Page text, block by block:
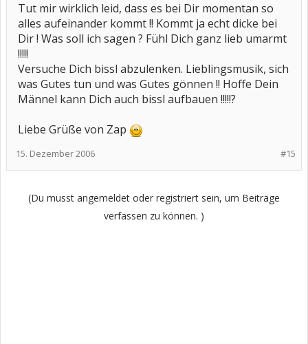
Tut mir wirklich leid, dass es bei Dir momentan so
alles aufeinander kommt !! Kommt ja echt dicke bei
Dir ! Was soll ich sagen ? Fühl Dich ganz lieb umarmt
!!!!!
Versuche Dich bissl abzulenken. Lieblingsmusik, sich
was Gutes tun und was Gutes gönnen !! Hoffe Dein
Männel kann Dich auch bissl aufbauen !!!!!?
Liebe Grüße von Zap
#15
15. Dezember 2006
(Du musst angemeldet oder registriert sein, um Beiträge
verfassen zu können. )